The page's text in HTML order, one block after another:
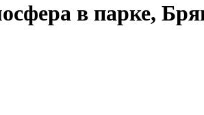
в парке,